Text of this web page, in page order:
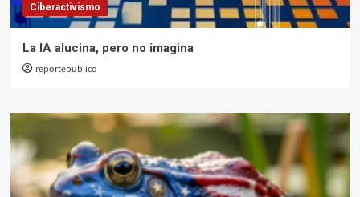
Ciberactivismo
La IA alucina, pero no imagina
reportepublico